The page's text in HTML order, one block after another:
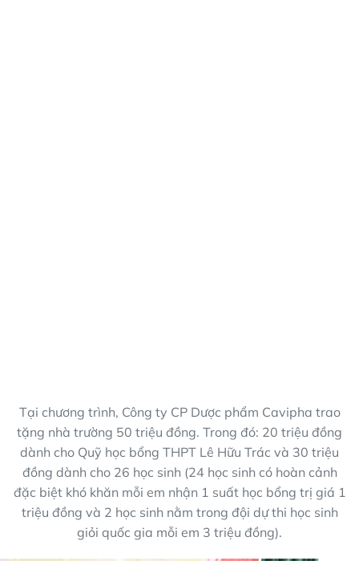
Tại chương trình, Công ty CP Dược phẩm Cavipha trao
tặng nhà trường 50 triệu đồng. Trong đó: 20 triệu đồng
dành cho Quỹ học bổng THPT Lê Hữu Trác và 30 triệu
đồng dành cho 26 học sinh (24 học sinh có hoàn cảnh
đặc biệt khó khăn mỗi em nhận 1 suất học bổng trị giá 1
triệu đồng và 2 học sinh nằm trong đội dự thi học sinh
giỏi quốc gia mỗi em 3 triệu đồng).